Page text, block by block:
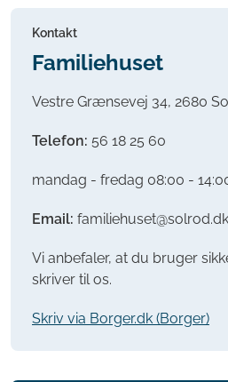
Kontakt
Familiehuset
Vestre Grænsevej 34, 2680
Telefon: 56 18 25 60
mandag - fredag 08:00 -
Email: familiehuset@solrod.dk
Vi anbefaler, at du bruger
skriver til os.
Skriv via Borger.dk (Borger)